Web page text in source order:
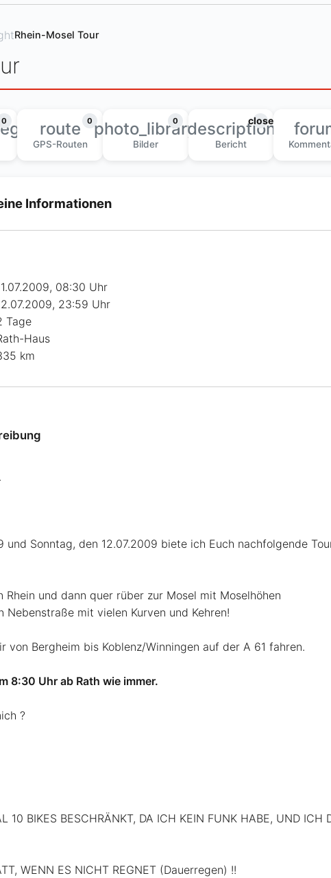
Rhein-Mosel Tour
0 route
GPS-Routen
0 photo_library
Bilder
0 description
Bericht
close
Informationen
08:30 Uhr
23:59 Uhr
Tage
Haus
km
und Sonntag, den 12.07.2009 biete ich Euch nachfolgende
Rhein und dann quer rüber zur Mosel mit Moselhöhen
Nebenstraße mit vielen Kurven und Kehren!
von Bergheim bis Koblenz/Winningen auf der A 61 fahren.
8:30 Uhr ab Rath wie immer.
?
10 BIKES BESCHRÄNKT, DA ICH KEIN FUNK HABE, UND ICH
WENN ES NICHT REGNET (Dauerregen) !!